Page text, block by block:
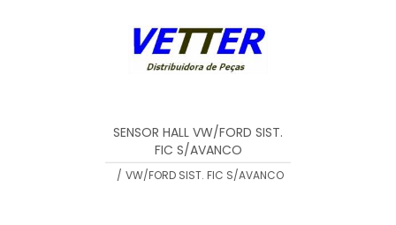
SENSOR HALL VW/FORD SIST.
FIC S/AVANCO
/ VW/FORD SIST. FIC S/AVANCO